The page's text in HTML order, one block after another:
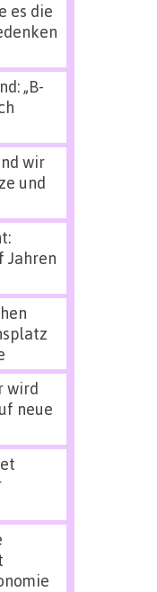
es die
„B-
wir
und
Jahren
wird
neue